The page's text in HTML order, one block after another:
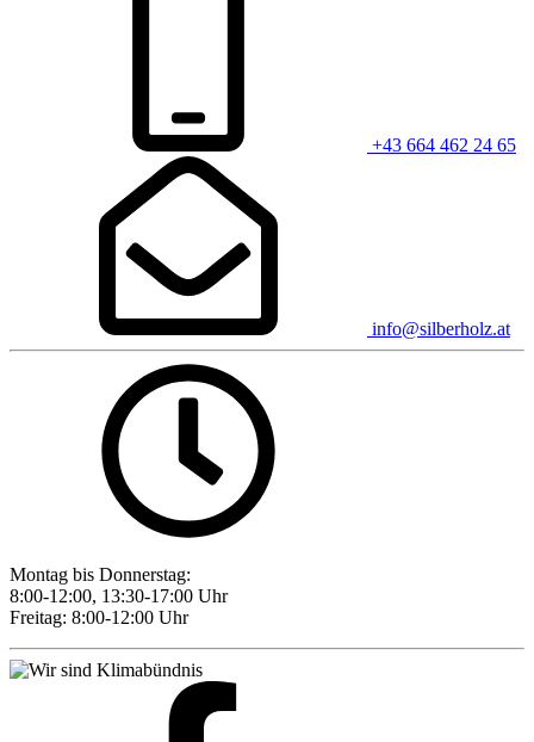
+43 664 462 24 65
info@silberholz.at
Montag bis Donnerstag:
8:00-12:00, 13:30-17:00 Uhr
Freitag: 8:00-12:00 Uhr